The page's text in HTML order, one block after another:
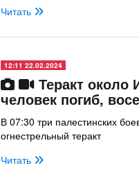
Читать
12:11 22.02.2024
Теракт около
человек погиб,
В 07:30 три палестинских
огнестрельный теракт
Читать